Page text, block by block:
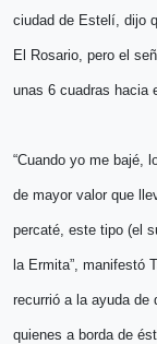
ciudad de Estelí, dijo
El Rosario, pero el
unas 6 cuadras hacia
“Cuando yo me bajé,
de mayor valor que
percaté, este tipo (el
la Ermita”, manifestó
recurrió a la ayuda de
quienes a borda de